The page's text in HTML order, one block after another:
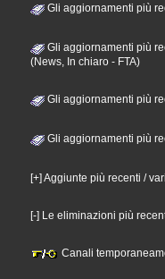
Gli aggiornamenti più
Gli aggiornamenti più
(News, In chiaro - FTA)
Gli aggiornamenti più
Gli aggiornamenti più
[+] Aggiunte più recenti /
[-] Le eliminazioni più
Canali